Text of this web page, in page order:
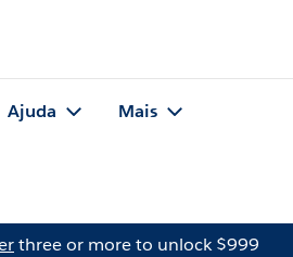
Ajuda Mais
three or more to unlock $999